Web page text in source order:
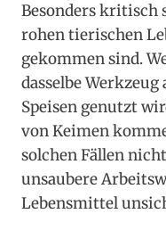
Besonders kritisch
rohen tierischen
gekommen sind.
dasselbe
Speisen genutzt
von Keimen
solchen Fällen
unsaubere
Lebensmittel